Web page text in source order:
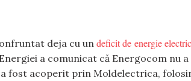
deja cu un deficit de energie
a comunicat că Energocom nu
fost acoperit prin Moldelectrica,